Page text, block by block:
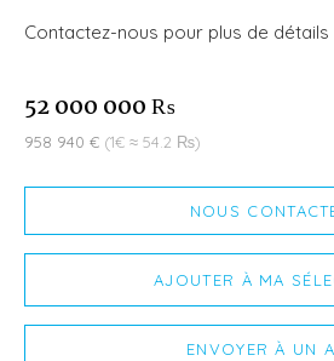
Contactez-nous pour plus de détails
52 000 000 ₨
958 940 € (1€ ≈ 54.2 ₨)
NOUS
AJOUTER À MA
ENVOYER À UN